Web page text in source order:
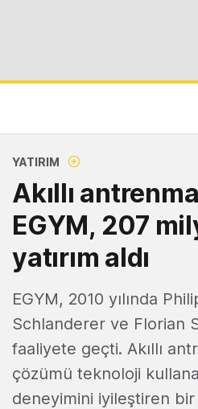
YATIRIM
Akıllı
EGYM, 207
yatırım aldı
EGYM, 2010 yılında
Schlanderer ve Florian
faaliyete geçti. Akıllı
çözümü teknoloji
deneyimini iyileştiren bir